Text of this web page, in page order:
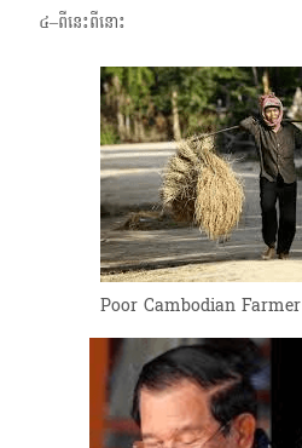
៤–ពីនេះពីនោះ
Poor Cambodian Farmer